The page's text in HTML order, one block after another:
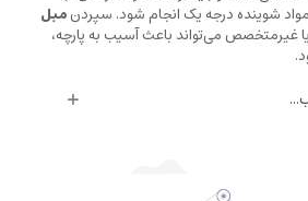
شوینده درجه یک انجام شود. سپردنمبل
یا غیرمتخصص می‌تواند باعث آسیب به پارچه،